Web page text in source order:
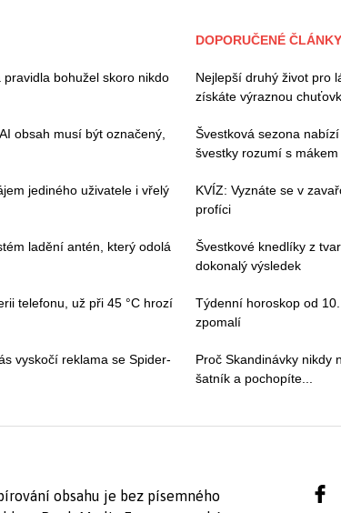
bohužel skoro nikdo
obsah musí být označený,
jediného uživatele i vřelý
ladění antén, který odolá
telefonu, už při 45 °C hrozí
vyskočí reklama se Spider-
DOPORUČENÉ ČLÁNKY
Nejlepší druhý život pro
získáte výraznou
Švestková sezona
švestky rozumí s
KVÍZ: Vyznáte se v
profíci
Švestkové knedlíky z
dokonalý výsledek
Týdenní horoskop od
zpomalí
Proč Skandinávky nikdy
šatník a pochopíte...
obsahu je bez písemného